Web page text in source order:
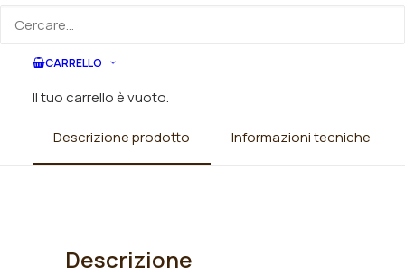
CARRELLO
Il tuo carrello è vuoto.
Descrizione prodotto Informazioni tecniche
Descrizione